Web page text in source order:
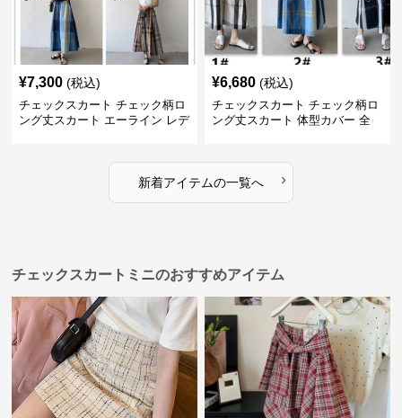
¥7,300 (税込)
チェックスカート チェック柄ロ
ング丈スカート エーライン レデ
¥6,680 (税込)
チェックスカート チェック柄ロ
ング丈スカート 体型カバー 全
新着アイテムの一覧へ ›
チェックスカートミニのおすすめアイテム